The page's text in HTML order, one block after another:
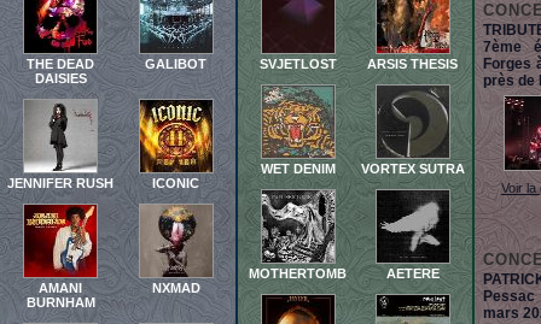
THE DEAD
DAISIES
GALIBOT
JENNIFER RUSH ICONIC
AMANI
BURNHAM
NXMAD
SVJETLOST ARSIS THESIS
WET DENIM VORTEX SUTRA
MOTHERTOMB AETERE
7ème
Forges
près de
Voir la
Pessac
mars